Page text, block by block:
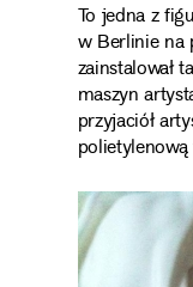
To jedna z
w Berlinie na
zainstalował
maszyn
przyjaciół